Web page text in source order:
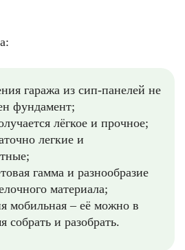
гаража из сип-панелей не
фундамент;
лёгкое и прочное;
легкие и
гамма и разнообразие
материала;
мобильная – её можно в
собрать и разобрать.